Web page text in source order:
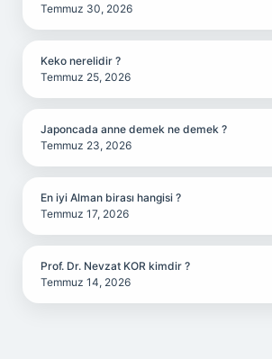
Temmuz 30, 2026
Keko nerelidir ?
Temmuz 25, 2026
Japoncada anne demek ne demek ?
Temmuz 23, 2026
En iyi Alman birası hangisi ?
Temmuz 17, 2026
Prof. Dr. Nevzat KOR kimdir ?
Temmuz 14, 2026